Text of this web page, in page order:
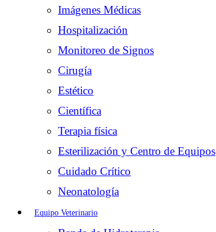
Imágenes Médicas
Hospitalización
Monitoreo de Signos
Cirugía
Estético
Científica
Terapia física
Esterilización y Centro de Equipos
Cuidado Crítico
Neonatología
Equipo Veterinario